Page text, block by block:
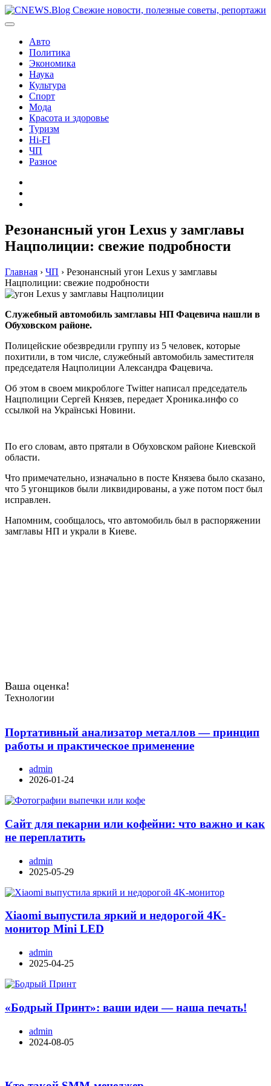
Перейти
к
Авто
Политика
Экономика
Наука
Культура
Спорт
Мода
Красота и здоровье
Туризм
Hi-FI
ЧП
Разное
Резонансный угон Lexus у замглавы
Нацполиции: свежие подробности
Главная › ЧП › Резонансный угон Lexus у замглавы
Нацполиции: свежие подробности
Служебный автомобиль замглавы НП Фацевича нашли в
Обуховском районе.
Полицейские обезвредили группу из 5 человек, которые
похитили, в том числе, служебный автомобиль заместителя
председателя Нацполиции Александра Фацевича.
Об этом в своем микроблоге Twitter написал председатель
Нацполиции Сергей Князев, передает Хроника.инфо со
ссылкой на Українські Новини.
По его словам, авто прятали в Обуховском районе Киевской
области.
Что примечательно, изначально в посте Князева было сказано,
что 5 угонщиков были ликвидированы, а уже потом пост был
исправлен.
Напомним, сообщалось, что автомобиль был в распоряжении
замглавы НП и украли в Киеве.
Ваша оценка!
Технологии
Портативный анализатор металлов — принцип
работы и практическое применение
admin
2026-01-24
Сайт для пекарни или кофейни: что важно и как
не переплатить
admin
2025-05-29
Xiaomi выпустила яркий и недорогой 4K-
монитор Mini LED
admin
2025-04-25
«Бодрый Принт»: ваши идеи — наша печать!
admin
2024-08-05